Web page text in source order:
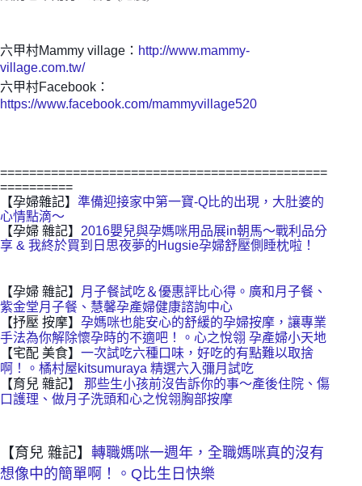
六甲村Mammy village： http://www.mammy-
village.com.tw/
六甲村Facebook：
https://www.facebook.com/mammyvillage520
=============================================
==========
【孕婦雜記】 準備迎接家中第一寶-Q比的出現，大肚婆的
心情點滴～
【孕婦 雜記】 2016嬰兒與孕媽咪用品展in朝馬～戰利品分
享 & 我終於買到日思夜夢的Hugsie孕婦舒壓側睡枕啦！
【孕婦 雜記】
月子餐試吃＆優惠評比心得。廣和月子餐、
紫金堂月子餐、慧馨孕產婦健康諮詢中心
【抒壓 按摩】 孕媽咪也能安心的舒緩的孕婦按摩，讓專業
手法為你解除懷孕時的不適吧！。心之悅翎 孕產婦小天地
【宅配 美食】 一次試吃六種口味，好吃的有點難以取捨
啊！。橘村屋kitsumuraya 精選六入彌月試吃
【育兒 雜記】 那些生小孩前沒告訴你的事～產後住院、傷
口護理、做月子洗頭和心之悅翎胸部按摩
【育兒 雜記】 轉職媽咪一週年，全職媽咪真的沒有
想像中的簡單啊！。Q比生日快樂